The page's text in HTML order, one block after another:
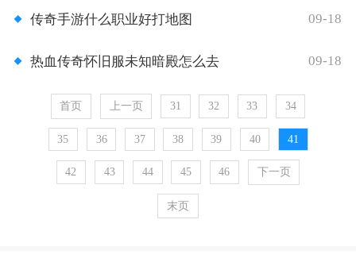
传奇手游什么职业好打地图 09-18
热血传奇怀旧服未知暗殿怎么去 09-18
首页 上一页 31 32 33 34
35 36 37 38 39 40 41
42 43 44 45 46 下一页
末页